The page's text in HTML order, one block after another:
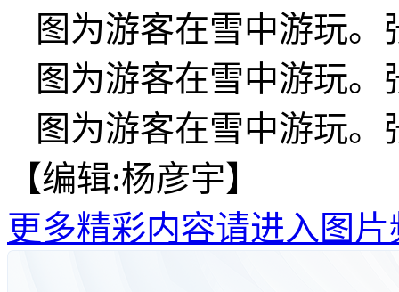
图为游客在雪中游玩。
图为游客在雪中游玩。
图为游客在雪中游玩。
【编辑:杨彦宇】
更多精彩内容请进入图片